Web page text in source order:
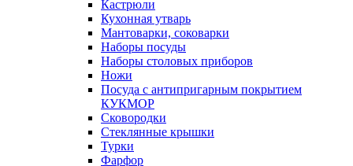
Кастрюли
Кухонная утварь
Мантоварки, соковарки
Наборы посуды
Наборы столовых приборов
Ножи
Посуда с антипригарным покрытием
КУКМОР
Сковородки
Стеклянные крышки
Турки
Фарфор